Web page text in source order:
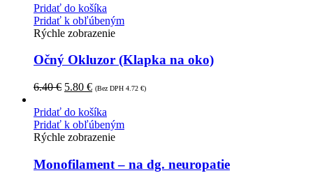
Pridať do košíka
Pridať k obľúbeným
Rýchle zobrazenie
Očný Okluzor (Klapka na oko)
6.40€ 5.80 € (Bez DPH 4.72 €)
Pridať do košíka
Pridať k obľúbeným
Rýchle zobrazenie
Monofilament – na dg. neuropatie